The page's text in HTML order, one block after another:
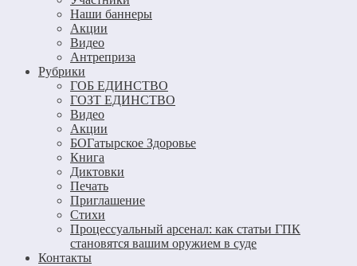
Наши баннеры
Акции
Видео
Антреприза
Рубрики
ГОБ ЕДИНСТВО
ГОЗТ ЕДИНСТВО
Видео
Акции
БОГатырское Здоровье
Книга
Диктовки
Печать
Приглашение
Стихи
Процессуальный арсенал: как статьи ГПК
становятся вашим оружием в суде
Контакты